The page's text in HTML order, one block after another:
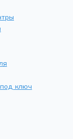
ключ